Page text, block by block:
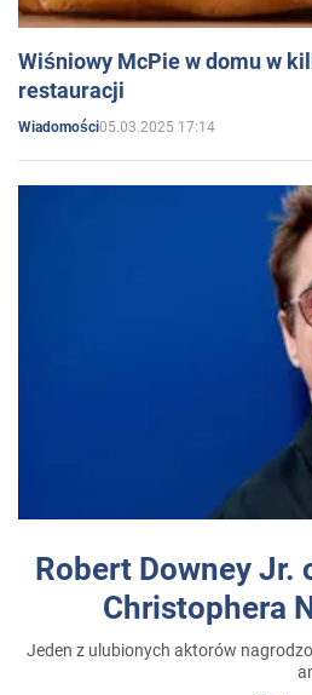
Wiśniowy McPie w domu w
restauracji
Wiadomości05.03.2025 17:14
Robert Downey Jr.
Christophera
Jeden z ulubionych aktorów